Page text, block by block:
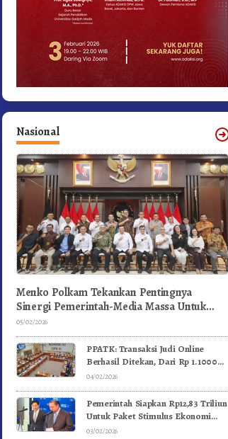
Nasional
Menko Polkam Tekankan Pentingnya
Sinergi Pemerintah-Media Massa Untuk
Jaga Stabilitas Bangsa
05/02/2026
PPATK: Transaksi Judi Online
Berhasil Ditekan, Dari Rp 1.1000
Triliun Menjadi Rp 268 Triliun
04/02/2026
Pemerintah Siapkan Rp12,83 Triliun
Untuk Paket Stimulus Ekonomi
Kuartal I-2026
03/02/2026